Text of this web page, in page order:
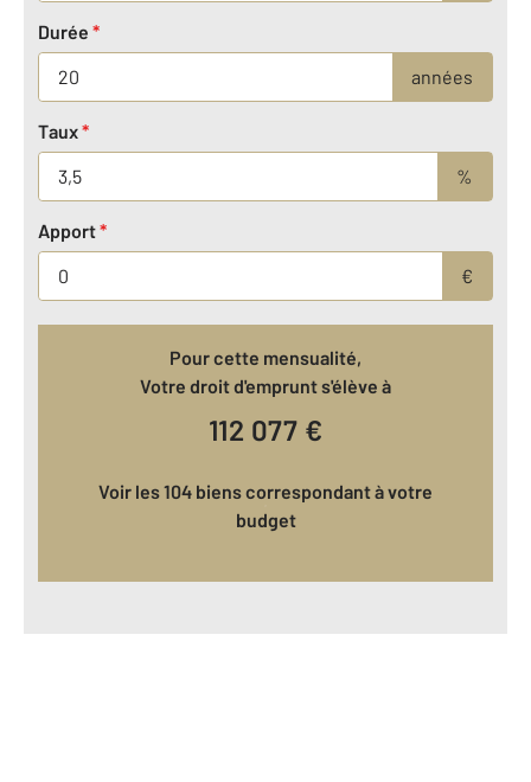
Durée *
années
Taux*
%
Apport*
€
Pour cette mensualité,
Votre droit d'emprunt s'élève à
112 077 €
Voir les 104 biens correspondant à votre
budget